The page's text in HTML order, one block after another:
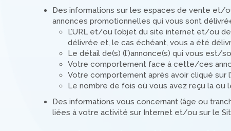
Des informations sur les espaces de vente et/
annonces promotionnelles qui vous sont
L’URL et/ou l’objet du site internet et/ou
délivrée et, le cas échéant, vous a été
Le détail de(s) (l’)annonce(s) qui vous est/
Votre comportement face à cette/ces
Votre comportement après avoir cliqué sur
Le nombre de fois où vous avez reçu la
Des informations vous concernant (âge ou
liées à votre activité sur Internet et/ou sur le